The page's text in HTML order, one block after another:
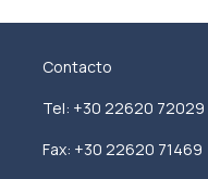
Contacto
Tel: +30 22620 72029
Fax: +30 22620 71469